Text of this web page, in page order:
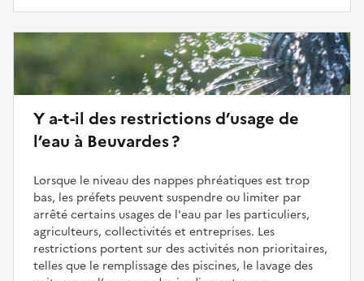
Y a-t-il des restrictions d’usage de
l’eau à Beuvardes ?
Lorsque le niveau des nappes phréatiques est trop
bas, les préfets peuvent suspendre ou limiter par
arrêté certains usages de l'eau par les particuliers,
agriculteurs, collectivités et entreprises. Les
restrictions portent sur des activités non prioritaires,
telles que le remplissage des piscines, le lavage des